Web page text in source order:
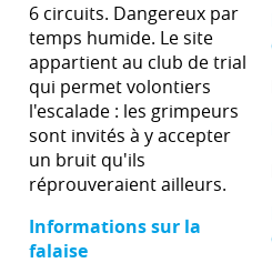
6 circuits. Dangereux par
temps humide. Le site
appartient au club de trial
qui permet volontiers
l'escalade : les grimpeurs
sont invités à y accepter
un bruit qu'ils
réprouveraient ailleurs.
Informations sur la
falaise